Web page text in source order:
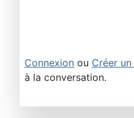
Connexion ou Créer
à la conversation.